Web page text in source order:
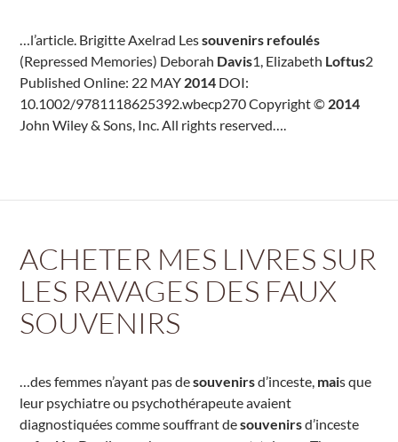
…l’article. Brigitte Axelrad Lessouvenirs refoulés
(Repressed Memories) Deborah Davis1, Elizabeth Loftus2
Published Online: 22 MAY 2014 DOI:
10.1002/9781118625392.wbecp270 Copyright © 2014
John Wiley & Sons, Inc. All rights reserved….
ACHETER MES LIVRES SUR
LES RAVAGES DES FAUX
SOUVENIRS
…des femmes n’ayant pas desouvenirsd’inceste, mais que
leur psychiatre ou psychothérapeute avaient
diagnostiquées comme souffrant desouvenirsd’inceste